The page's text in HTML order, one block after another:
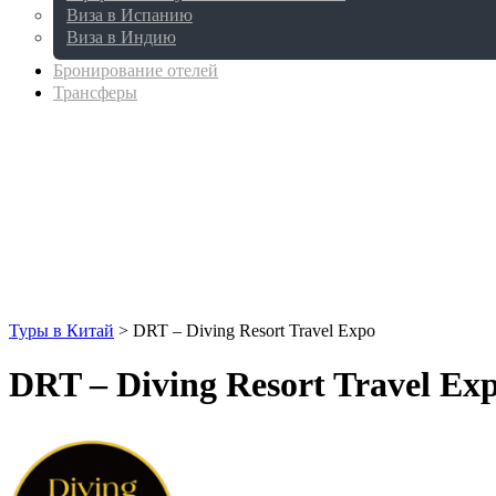
Виза в Испанию
Виза в Индию
Бронирование отелей
Трансферы
Туры в Китай > DRT – Diving Resort Travel Expo
DRT – Diving Resort Travel